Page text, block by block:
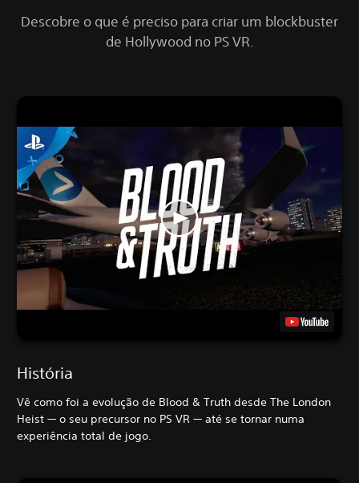
Descobre o que é preciso para criar um blockbuster
de Hollywood no PS VR.
História
Vê como foi a evolução de Blood & Truth desde The London
Heist — o seu precursor no PS VR — até se tornar numa
experiência total de jogo.